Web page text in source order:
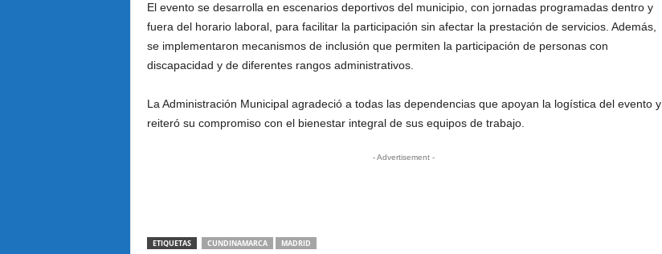
El evento se desarrolla en escenarios deportivos del municipio, con jornadas programadas dentro y
fuera del horario laboral, para facilitar la participación sin afectar la prestación de servicios. Además,
se implementaron mecanismos de inclusión que permiten la participación de personas con
discapacidad y de diferentes rangos administrativos.
La Administración Municipal agradeció a todas las dependencias que apoyan la logística del evento y
reiteró su compromiso con el bienestar integral de sus equipos de trabajo.
- Advertisement -
ETIQUETAS CUNDINAMARCA MADRID